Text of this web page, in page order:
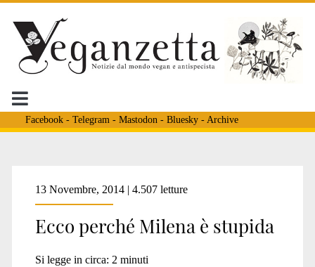
Facebook- Telegram - Mastodon - Bluesky- Archive
Tag:
<span>Monclair</span>
13 Novembre, 2014 | 4.507 letture
Ecco perché Milena è stupida
Si legge in circa: 2 minuti